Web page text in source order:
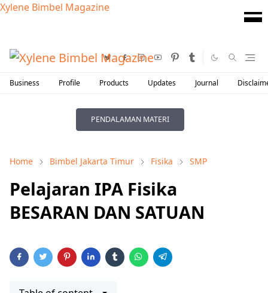
Xylene Bimbel Magazine
Business Profile Products Updates Journal
PENDALAMAN MATERI
Home Bimbel Jakarta Timur Fisika SMP
Pelajaran IPA Fisika
BESARAN DAN SATUAN